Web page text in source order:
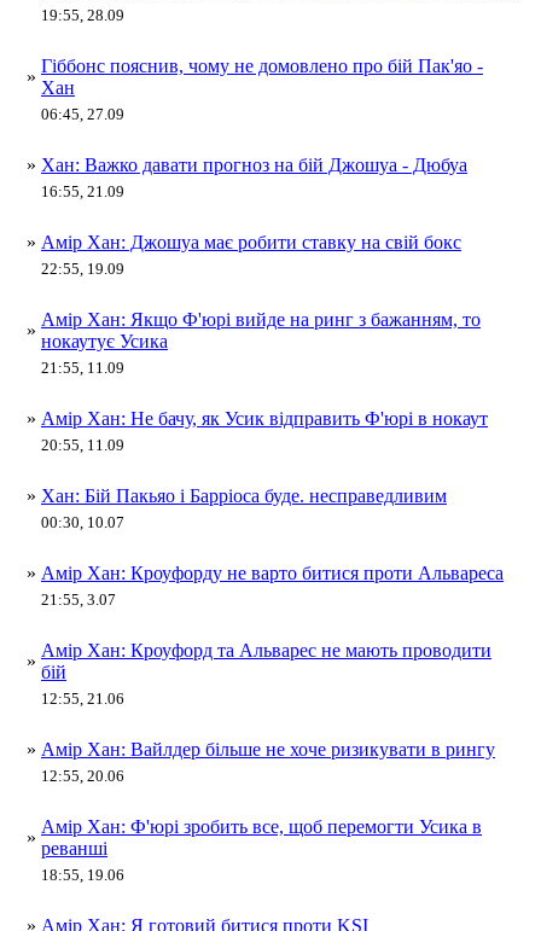
19:55, 28.09
»
Гіббонс пояснив, чому не домовлено про бій Пак'яо -
Хан
06:45, 27.09
» Хан: Важко давати прогноз на бій Джошуа - Дюбуа
16:55, 21.09
» Амір Хан: Джошуа має робити ставку на свій бокс
22:55, 19.09
»
Амір Хан: Якщо Ф'юрі вийде на ринг з бажанням, то
нокаутує Усика
21:55, 11.09
» Амір Хан: Не бачу, як Усик відправить Ф'юрі в нокаут
20:55, 11.09
» Хан: Бій Пакьяо і Барріоса буде. несправедливим
00:30, 10.07
» Амір Хан: Кроуфорду не варто битися проти Альвареса
21:55, 3.07
»
Амір Хан: Кроуфорд та Альварес не мають проводити
бій
12:55, 21.06
» Амір Хан: Вайлдер більше не хоче ризикувати в рингу
12:55, 20.06
»
Амір Хан: Ф'юрі зробить все, щоб перемогти Усика в
реванші
18:55, 19.06
» Амір Хан: Я готовий битися проти KSI